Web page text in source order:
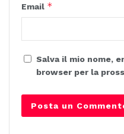
Email *
Salva il mio nome,
browser per la